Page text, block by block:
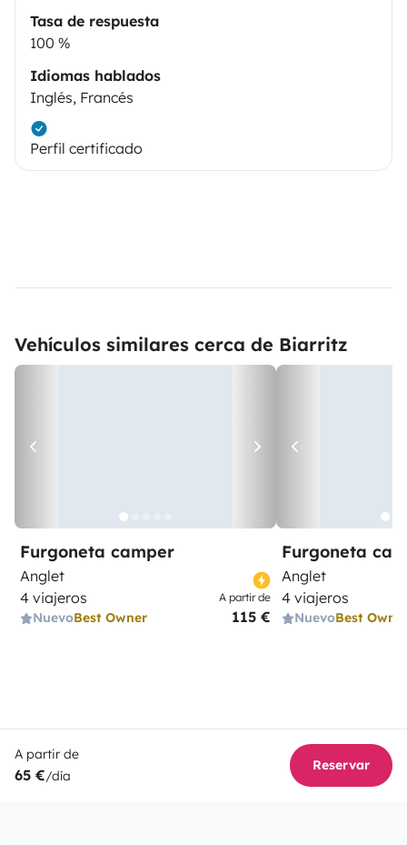
Tasa de respuesta
100 %
Idiomas hablados
Inglés, Francés
Perfil certificado
Vehículos similares cerca de Biarritz
Furgoneta camper
Anglet
4 viajeros
NuevoBest Owner
A partir de
115 €
Furgoneta
Anglet
4 viajeros
NuevoBest
A partir de
65 €/día
Reservar